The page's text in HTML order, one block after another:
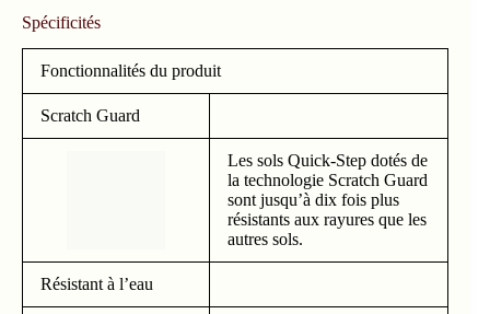
Spécificités
Fonctionnalités du produit
Scratch Guard
Les sols Quick-Step dotés de
la technologie Scratch Guard
sont jusqu’à dix fois plus
résistants aux rayures que les
autres sols.
Résistant à l’eau